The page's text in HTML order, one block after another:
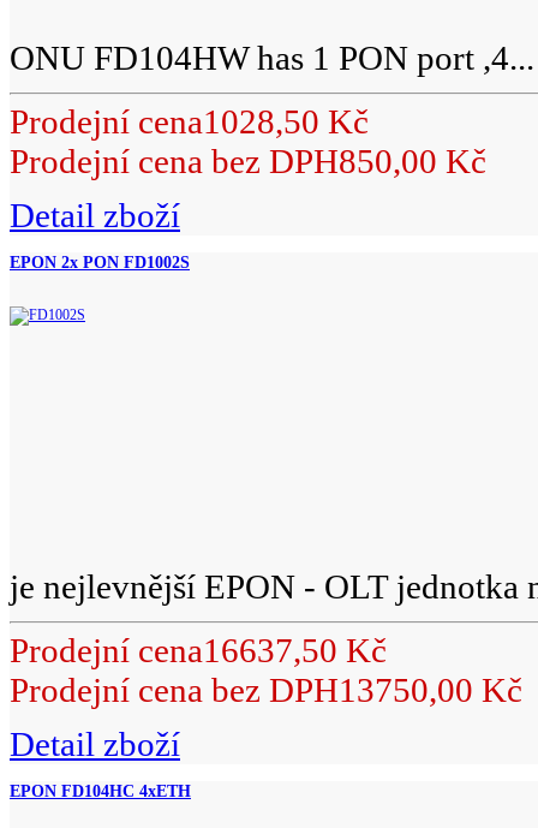
ONU FD104HW has 1 PON port ,4...
Prodejní cena1028,50 Kč
Prodejní cena bez DPH850,00 Kč
Detail zboží
EPON 2x PON FD1002S
je nejlevnější EPON - OLT jednotka
Prodejní cena16637,50 Kč
Prodejní cena bez DPH13750,00 Kč
Detail zboží
EPON FD104HC 4xETH